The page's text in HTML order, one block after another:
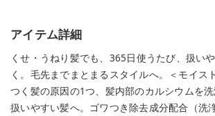
アイテム詳細
くせ・うねり髪でも、365日使うたび、扱い
く。毛先までまとまるスタイルへ。＜モイス
つく髪の原因の1つ、髪内部のカルシウムを洗
扱いやすい髪へ。ゴワつき除去成分配合（洗